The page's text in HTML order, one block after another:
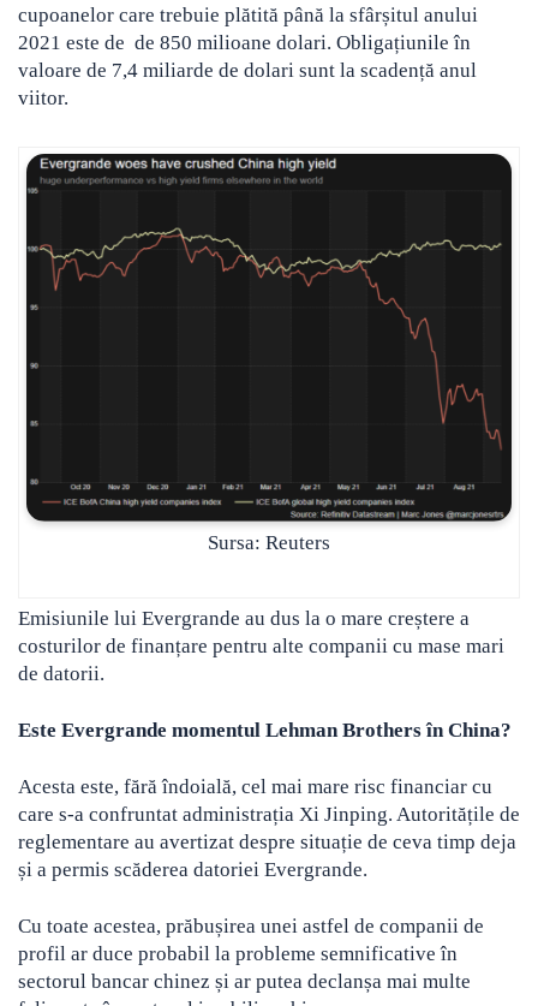
cupoanelor care trebuie plătită până la sfârșitul anului
2021 este de de 850 milioane dolari. Obligațiunile în
valoare de 7,4 miliarde de dolari sunt la scadență anul
viitor.
Sursa: Reuters
Emisiunile lui Evergrande au dus la o mare creștere a
costurilor de finanțare pentru alte companii cu mase mari
de datorii.
Este Evergrande momentul Lehman Brothers în China?
Acesta este, fără îndoială, cel mai mare risc financiar cu
care s-a confruntat administrația Xi Jinping. Autoritățile de
reglementare au avertizat despre situație de ceva timp deja
și a permis scăderea datoriei Evergrande.
Cu toate acestea, prăbușirea unei astfel de companii de
profil ar duce probabil la probleme semnificative în
sectorul bancar chinez și ar putea declanșa mai multe